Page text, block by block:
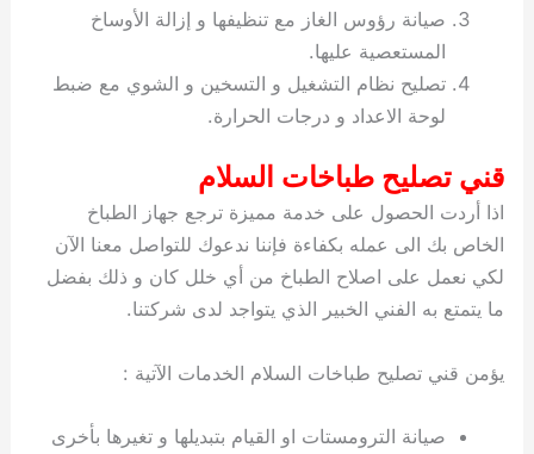
صيانة رؤوس الغاز مع تنظيفها و إزالة الأوساخ
المستعصية عليها.
تصليح نظام التشغيل و التسخين و الشوي مع ضبط
لوحة الاعداد و درجات الحرارة.
قني تصليح طباخات السلام
اذا أردت الحصول على خدمة مميزة ترجع جهاز الطباخ
الخاص بك الى عمله بكفاءة فإننا ندعوك للتواصل معنا الآن
لكي نعمل على اصلاح الطباخ من أي خلل كان و ذلك بفضل
ما يتمتع به الفني الخبير الذي يتواجد لدى شركتنا.
يؤمن قني تصليح طباخات السلام الخدمات الآتية :
صيانة الترومستات او القيام بتبديلها و تغيرها بأخرى